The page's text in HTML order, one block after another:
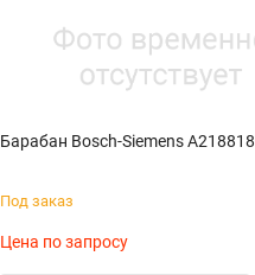
Барабан Bosch-Siemens A218818
Под заказ
Цена по запросу